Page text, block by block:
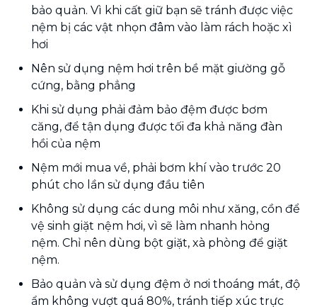
bảo quản. Vì khi cất giữ bạn sẽ tránh được việc
nệm bị các vật nhọn đâm vào làm rách hoặc xì
hơi
Nên sử dụng nệm hơi trên bề mặt giường gỗ
cứng, bằng phẳng
Khi sử dụng phải đảm bảo đệm được bơm
căng, để tận dụng được tối đa khả năng đàn
hồi của nệm
Nệm mới mua về, phải bơm khí vào trước 20
phút cho lần sử dụng đầu tiên
Không sử dụng các dung môi như xăng, cồn để
vệ sinh giặt nệm hơi, vì sẽ làm nhanh hỏng
nệm. Chỉ nên dùng bột giặt, xà phòng để giặt
nệm.
Bảo quản và sử dụng đệm ở nơi thoáng mát, độ
ẩm không vượt quá 80%, tránh tiếp xúc trực